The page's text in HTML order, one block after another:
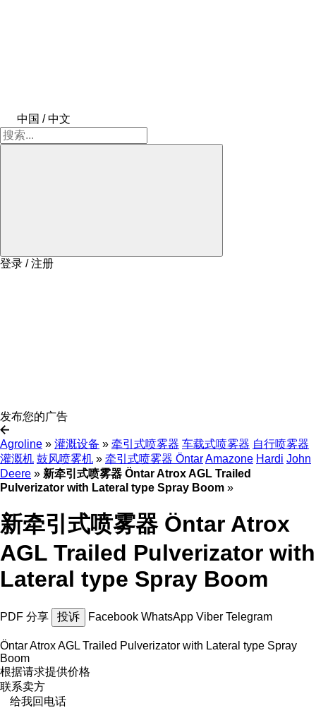
中国 / 中文
登录 / 注册
发布您的广告
Agroline » 灌溉设备 » 牵引式喷雾器 车载式喷雾器 自行喷雾器
灌溉机 鼓风喷雾机 » 牵引式喷雾器 ÖntarAmazone Hardi John
Deere » 新牵引式喷雾器 Öntar Atrox AGL Trailed
Pulverizator with Lateral type Spray Boom »
新牵引式喷雾器 Öntar Atrox
AGL Trailed Pulverizator with
Lateral type Spray Boom
PDF 分享 投诉 Facebook WhatsApp Viber Telegram
Öntar Atrox AGL Trailed Pulverizator with Lateral type Spray
Boom
根据请求提供价格
联系卖方
给我回电话